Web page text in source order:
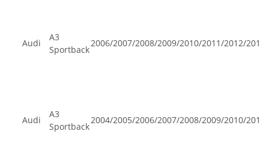
Audi
A3
Sportback
2006/2007/2008/2009/2010/2011/2012/2013
Audi
A3
Sportback
2004/2005/2006/2007/2008/2009/2010/